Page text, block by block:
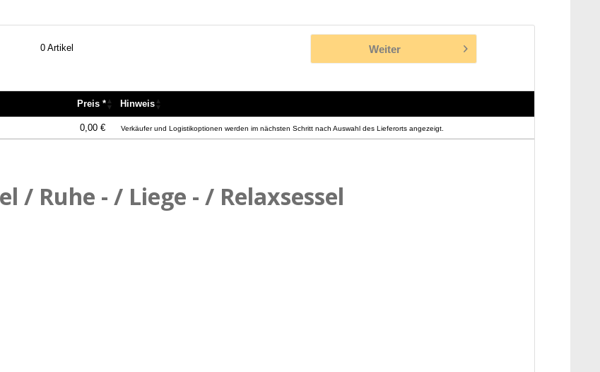
0 Artikel Weiter
Preis *
Hinweis
Preis *
0,00 € Verkäufer und Logistikoptionen werden im nächsten Schritt nach Auswahl des Lieferorts angezeigt.